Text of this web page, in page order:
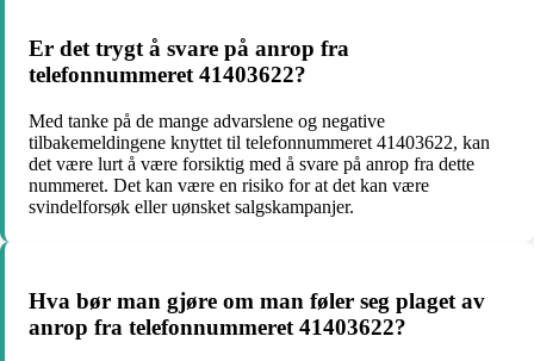
Er det trygt å svare på anrop fra
telefonnummeret 41403622?
Med tanke på de mange advarslene og negative
tilbakemeldingene knyttet til telefonnummeret 41403622, kan
det være lurt å være forsiktig med å svare på anrop fra dette
nummeret. Det kan være en risiko for at det kan være
svindelforsøk eller uønsket salgskampanjer.
Hva bør man gjøre om man føler seg plaget av
anrop fra telefonnummeret 41403622?